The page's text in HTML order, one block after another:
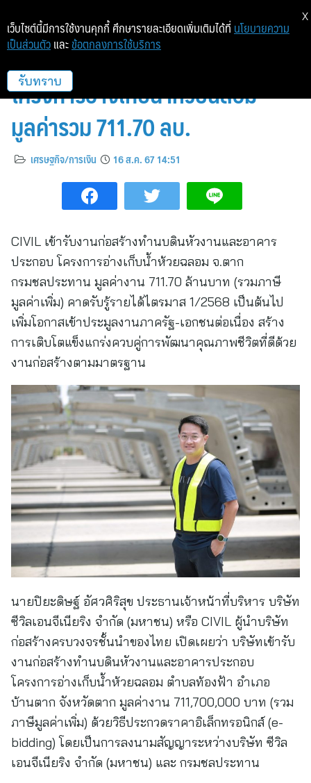
CIVIL คว้างานใหม่กรมชลฯ
โครงการอ่างเก็บน้ำห้วยฉลอม
มูลค่ารวม 711.70 ลบ.
เศรษฐกิจ/การเงิน 16 ส.ค. 67 14:51
CIVIL เข้ารับงานก่อสร้างทำนบดินหัวงานและอาคาร
ประกอบ โครงการอ่างเก็บน้ำห้วยฉลอม จ.ตาก
กรมชลประทาน มูลค่างาน 711.70 ล้านบาท (รวมภาษี
มูลค่าเพิ่ม) คาดรับรู้รายได้ไตรมาส 1/2568 เป็นต้นไป
เพิ่มโอกาสเข้าประมูลงานภาครัฐ-เอกชนต่อเนื่อง สร้าง
การเติบโตแข็งแกร่งควบคู่การพัฒนาคุณภาพชีวิตที่ดีด้วย
งานก่อสร้างตามมาตรฐาน
นายปิยะดิษฐ์ อัศวศิริสุข ประธานเจ้าหน้าที่บริหาร บริษัท
ซีวิลเอนจีเนียริง จำกัด (มหาชน) หรือ CIVIL ผู้นำบริษัท
ก่อสร้างครบวงจรชั้นนำของไทย เปิดเผยว่า บริษัทเข้ารับ
งานก่อสร้างทำนบดินหัวงานและอาคารประกอบ
โครงการอ่างเก็บน้ำห้วยฉลอม ตำบลท้องฟ้า อำเภอ
บ้านตาก จังหวัดตาก มูลค่างาน 711,700,000 บาท (รวม
ภาษีมูลค่าเพิ่ม) ด้วยวิธีประกวดราคาอิเล็กทรอนิกส์ (e-
bidding) โดยเป็นการลงนามสัญญาระหว่างบริษัท ซีวิล
เอนจีเนียริง จำกัด (มหาชน) และ กรมชลประทาน
เว็บไซต์นี้มีการใช้งานคุกกี้ ศึกษารายละเอียดเพิ่มเติมได้ที่ นโยบายความ
เป็นส่วนตัว และ ข้อตกลงการใช้บริการ
รับทราบ
X